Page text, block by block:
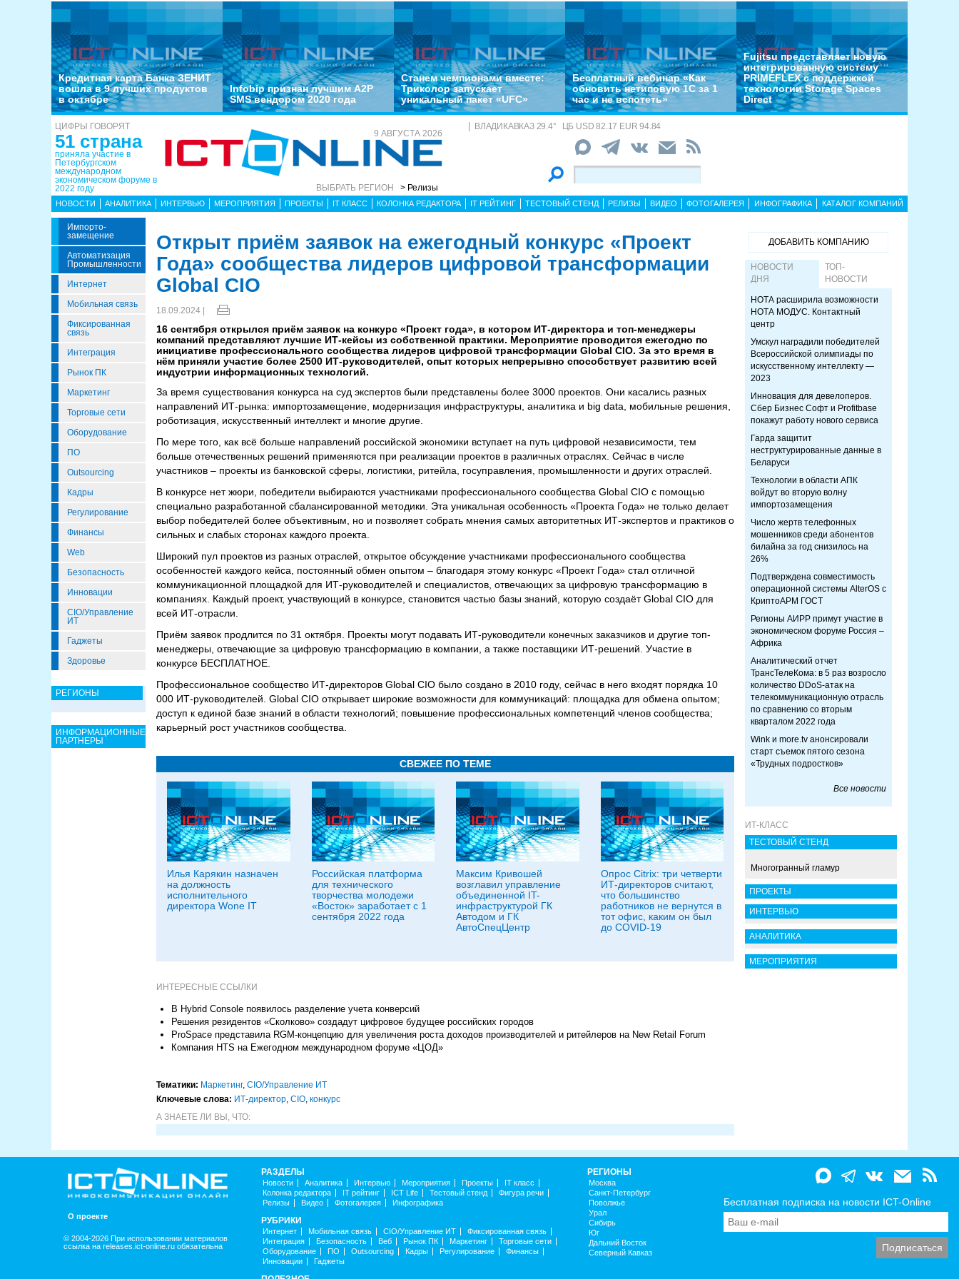
Кредитная карта Банка ЗЕНИТ
вошла в 9 лучших продуктов
в октябре
Infobip признан лучшим A2P
SMS вендором 2020 года
Станем чемпионами вместе:
Триколор запускает
уникальный пакет «UFC»
Бесплатный вебинар «Как
обновить нетиповую 1С за 1
час и не вспотеть»
Fujitsu представляет новую
интегрированную систему
PRIMEFLEX с поддержкой
технологии Storage Spaces
Direct
ЦИФРЫ ГОВОРЯТ
51 страна
приняла участие в
Петербургском
международном
экономическом форуме в
2022 году
9 АВГУСТА 2026
ВЫБРАТЬ РЕГИОН > Релизы
ВЛАДИКАВКАЗ 29.4° ЦБ USD 82.17 EUR 94.84
НОВОСТИ АНАЛИТИКА ИНТЕРВЬЮ МЕРОПРИЯТИЯ ПРОЕКТЫ IT КЛАСС КОЛОНКА РЕДАКТОРА IT РЕЙТИНГ ТЕСТОВЫЙ СТЕНД РЕЛИЗЫ ВИДЕО ФОТОГАЛЕРЕЯ ИНФОГРАФИКА КАТАЛОГ КОМПАНИЙ
Импорто­
Замещение
Автоматизация
Промышленности
Интернет
Мобильная связь
Фиксированная
связь
Интеграция
Рынок ПК
Маркетинг
Торговые сети
Оборудование
ПО
Outsourcing
Кадры
Регулирование
Финансы
Web
Безопасность
Инновации
CIO/Управление
ИТ
Гаджеты
Здоровье
РЕГИОНЫ
ИНФОРМАЦИОННЫЕ
ПАРТНЕРЫ
Открыт приём заявок на ежегодный конкурс «Проект
Года» сообщества лидеров цифровой трансформации
Global CIO
18.09.2024 |
16 сентября открылся приём заявок на конкурс «Проект года», в котором ИТ-директора и топ-менеджеры
компаний представляют лучшие ИТ-кейсы из собственной практики. Мероприятие проводится ежегодно по
инициативе профессионального сообщества лидеров цифровой трансформации Global CIO. За это время в
нём приняли участие более 2500 ИТ-руководителей, опыт которых непрерывно способствует развитию всей
индустрии информационных технологий.
За время существования конкурса на суд экспертов были представлены более 3000 проектов. Они касались разных
направлений ИТ-рынка: импортозамещение, модернизация инфраструктуры, аналитика и big data, мобильные решения,
роботизация, искусственный интеллект и многие другие.
По мере того, как всё больше направлений российской экономики вступает на путь цифровой независимости, тем
больше отечественных решений применяются при реализации проектов в различных отраслях. Сейчас в числе
участников – проекты из банковской сферы, логистики, ритейла, госуправления, промышленности и других отраслей.
В конкурсе нет жюри, победители выбираются участниками профессионального сообщества Global CIO с помощью
специально разработанной сбалансированной методики. Эта уникальная особенность «Проекта Года» не только делает
выбор победителей более объективным, но и позволяет собрать мнения самых авторитетных ИТ-экспертов и практиков о
сильных и слабых сторонах каждого проекта.
Широкий пул проектов из разных отраслей, открытое обсуждение участниками профессионального сообщества
особенностей каждого кейса, постоянный обмен опытом – благодаря этому конкурс «Проект Года» стал отличной
коммуникационной площадкой для ИТ-руководителей и специалистов, отвечающих за цифровую трансформацию в
компаниях. Каждый проект, участвующий в конкурсе, становится частью базы знаний, которую создаёт Global CIO для
всей ИТ-отрасли.
Приём заявок продлится по 31 октября. Проекты могут подавать ИТ-руководители конечных заказчиков и другие топ-
менеджеры, отвечающие за цифровую трансформацию в компании, а также поставщики ИТ-решений. Участие в
конкурсе БЕСПЛАТНОЕ.
Профессиональное сообщество ИТ-директоров Global CIO было создано в 2010 году, сейчас в него входят порядка 10
000 ИТ-руководителей. Global CIO открывает широкие возможности для коммуникаций: площадка для обмена опытом;
доступ к единой базе знаний в области технологий; повышение профессиональных компетенций членов сообщества;
карьерный рост участников сообщества.
СВЕЖЕЕ ПО ТЕМЕ
Илья Карякин назначен
на должность
исполнительного
директора Wone IT
Российская платформа
для технического
творчества молодежи
«Восток» заработает с 1
сентября 2022 года
Максим Кривошей
возглавил управление
объединенной IT-
инфраструктурой ГК
Автодом и ГК
АвтоСпецЦентр
Опрос Citrix: три четверти
ИТ-директоров считают,
что большинство
работников не вернутся в
тот офис, каким он был
до COVID-19
ИНТЕРЕСНЫЕ ССЫЛКИ
В Hybrid Console появилось разделение учета конверсий
Решения резидентов «Сколково» создадут цифровое будущее российских городов
ProSpace представила RGM-концепцию для увеличения роста доходов производителей и ритейлеров на New Retail Forum
Компания HTS на Ежегодном международном форуме «ЦОД»
Тематики: Маркетинг, CIO/Управление ИТ
Ключевые слова: ИТ-директор, CIO, конкурс
А ЗНАЕТЕ ЛИ ВЫ, ЧТО:
ДОБАВИТЬ КОМПАНИЮ
НОВОСТИ
ДНЯ
ТОП-
НОВОСТИ
НОТА расширила возможности
НОТА МОДУС. Контактный
центр
Умскул наградили победителей
Всероссийской олимпиады по
искусственному интеллекту —
2023
Инновация для девелоперов.
Сбер Бизнес Софт и Profitbase
покажут работу нового сервиса
Гарда защитит
неструктурированные данные в
Беларуси
Технологии в области АПК
войдут во вторую волну
импортозамещения
Число жертв телефонных
мошенников среди абонентов
билайна за год снизилось на
26%
Подтверждена совместимость
операционной системы AlterOS с
КриптоАРМ ГОСТ
Регионы АИРР примут участие в
экономическом форуме Россия –
Африка
Аналитический отчет
ТрансТелеКома: в 5 раз возросло
количество DDoS-атак на
телекоммуникационную отрасль
по сравнению со вторым
кварталом 2022 года
Wink и more.tv анонсировали
старт съемок пятого сезона
«Трудных подростков»
Все новости
ИТ-КЛАСС
ТЕСТОВЫЙ СТЕНД
Многогранный гламур
ПРОЕКТЫ
ИНТЕРВЬЮ
АНАЛИТИКА
МЕРОПРИЯТИЯ
О проекте
© 2004-2026 При использовании материалов
ссылка на releases.ict-online.ru обязательна
РАЗДЕЛЫ
Новости Аналитика Интервью Мероприятия Проекты
IT класс
Колонка редактора
IT рейтинг ICT Life Тестовый стенд
Фигура речи
Релизы
Видео Фотогалерея Инфографика
РУБРИКИ
Интернет Мобильная связь CIO/Управление ИТ
Фиксированная связь
Интеграция
Безопасность Веб Рынок ПК Маркетинг
Торговые сети
Оборудование
ПО Outsourcing Кадры Регулирование
Финансы
Инновации
Гаджеты
РЕГИОНЫ
Москва
Санкт-Петербург
Поволжье
Урал
Сибирь
Юг
Дальний Восток
Северный Кавказ
Бесплатная подписка на новости ICT-Online